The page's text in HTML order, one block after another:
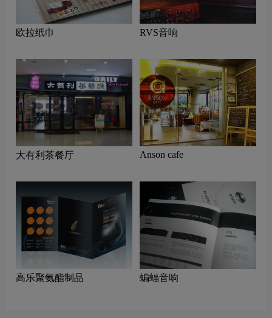
欧拉纸巾 RVS音响
大有利茶餐厅 Anson cafe
高乐聚氨酯制品 蝙蝠音响